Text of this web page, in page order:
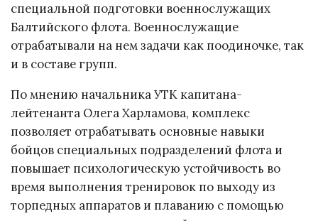
специальной подготовки военнослужащих
Балтийского флота. Военнослужащие
отрабатывали на нем задачи как поодиночке, так
и в составе групп.
По мнению начальника УТК капитана-
лейтенанта Олега Харламова, комплекс
позволяет отрабатывать основные навыки
бойцов специальных подразделений флота и
повышает психологическую устойчивость во
время выполнения тренировок по выходу из
торпедных аппаратов и плаванию с помощью